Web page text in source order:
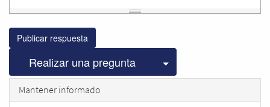
Publicar respuesta
Realizar una pregunta Seleccionar
Mantener informado